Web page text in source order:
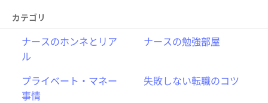
カテゴリ
ナースのホンネとリア
ル
ナースの勉強部屋
プライベート・マネー
事情
失敗しない転職のコツ